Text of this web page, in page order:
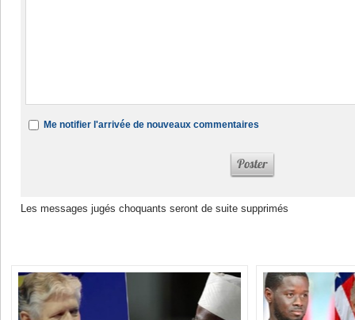
Me notifier l'arrivée de nouveaux commentaires
Les messages jugés choquants seront de suite supprimés